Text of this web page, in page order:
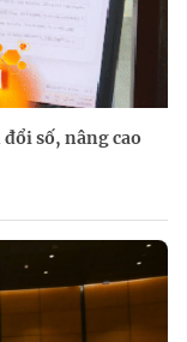
số, nâng cao